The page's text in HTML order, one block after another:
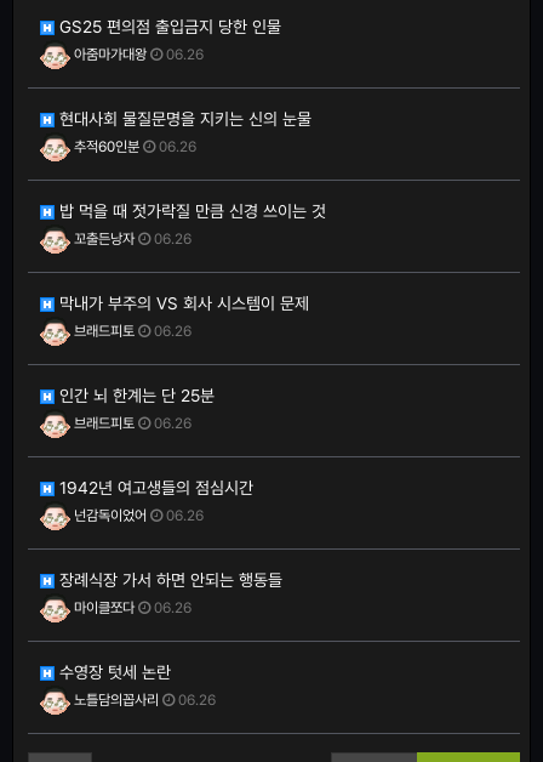
GS25 편의점 출입금지 당한 인물
아줌마가대왕 06.26
현대사회 물질문명을 지키는 신의 눈물
추적60인분 06.26
밥 먹을 때 젓가락질 만큼 신경 쓰이는 것
꼬출든낭자 06.26
막내가 부주의 VS 회사 시스템이 문제
브래드피토 06.26
인간 뇌 한계는 단 25분
브래드피토 06.26
1942년 여고생들의 점심시간
넌감독이었어 06.26
장례식장 가서 하면 안되는 행동들
마이클쪼다 06.26
수영장 텃세 논란
노틀담의꼽사리 06.26